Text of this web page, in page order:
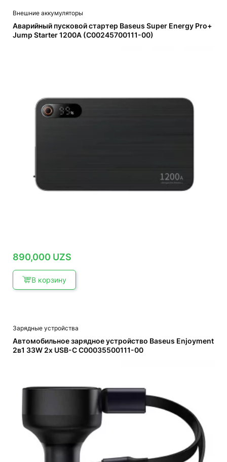
Внешние аккумуляторы
Аварийный пусковой стартер Baseus Super Energy Pro+
Jump Starter 1200A (C00245700111-00)
890,000 UZS
В корзину
Зарядные устройства
Автомобильное зарядное устройство Baseus Enjoyment
2в1 33W 2x USB-C C00035500111-00